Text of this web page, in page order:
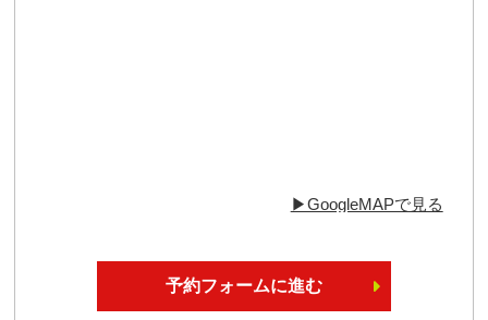
▶︎GoogleMAPで見る
予約フォームに進む